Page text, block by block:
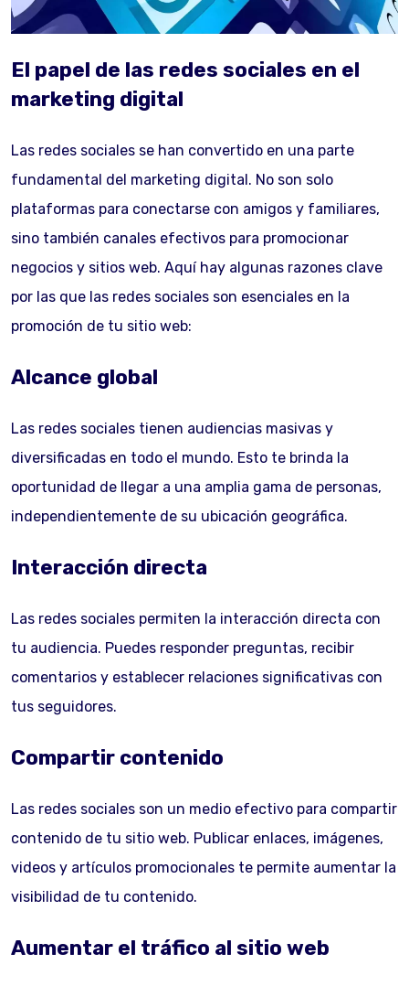
El papel de las redes sociales en el
marketing digital
Las redes sociales se han convertido en una parte
fundamental del marketing digital. No son solo
plataformas para conectarse con amigos y familiares,
sino también canales efectivos para promocionar
negocios y sitios web. Aquí hay algunas razones clave
por las que las redes sociales son esenciales en la
promoción de tu sitio web:
Alcance global
Las redes sociales tienen audiencias masivas y
diversificadas en todo el mundo. Esto te brinda la
oportunidad de llegar a una amplia gama de personas,
independientemente de su ubicación geográfica.
Interacción directa
Las redes sociales permiten la interacción directa con
tu audiencia. Puedes responder preguntas, recibir
comentarios y establecer relaciones significativas con
tus seguidores.
Compartir contenido
Las redes sociales son un medio efectivo para compartir
contenido de tu sitio web. Publicar enlaces, imágenes,
videos y artículos promocionales te permite aumentar la
visibilidad de tu contenido.
Aumentar el tráfico al sitio web